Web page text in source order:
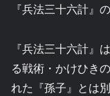
『兵法三十六計』
『兵法三十六計』
る戦術・かけひき
れた『孫子』とは別